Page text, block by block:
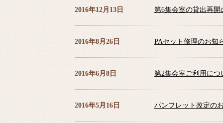
2016年12月13日 第6集会室の貸出再開
2016年8月26日 PAセット修理の お知
2016年6月8日 第2集会室ご利用につ
2016年5月16日 パンフレット改定の